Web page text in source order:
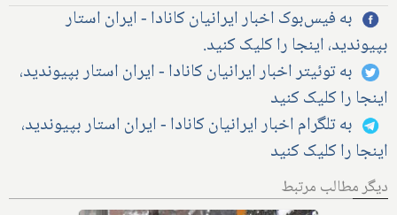
به فیس‌بوک اخبار ایرانیان کانادا - ایران استار
بپیوندید، اینجا را کلیک کنید.
به توئیتر اخبار ایرانیان کانادا - ایران استار بپیوندید،
اینجا را کلیک کنید
به تلگرام اخبار ایرانیان کانادا - ایران استار بپیوندید،
اینجا را کلیک کنید
دیگر مطالب مرتبط